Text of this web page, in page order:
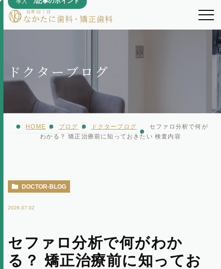
院長紹介
医院紹介
診療案内
料金表
ドクターブログ
HOME ブログ ドクターブログ
セファロ分析で何が
わかる？ 矯正治療前に知っておきたい 検査内容
DOCTOR-BLOG
2026.07.02
セファロ分析で何がわか
る？ 矯正治療前に知ってお